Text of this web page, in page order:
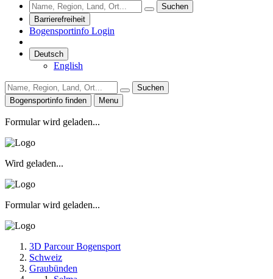
Suchen
Barrierefreiheit
Bogensportinfo Login
Deutsch
English
Suchen
Bogensportinfo finden
Menu
Formular wird geladen...
Wird geladen...
Formular wird geladen...
3D Parcour Bogensport
Schweiz
Graubünden